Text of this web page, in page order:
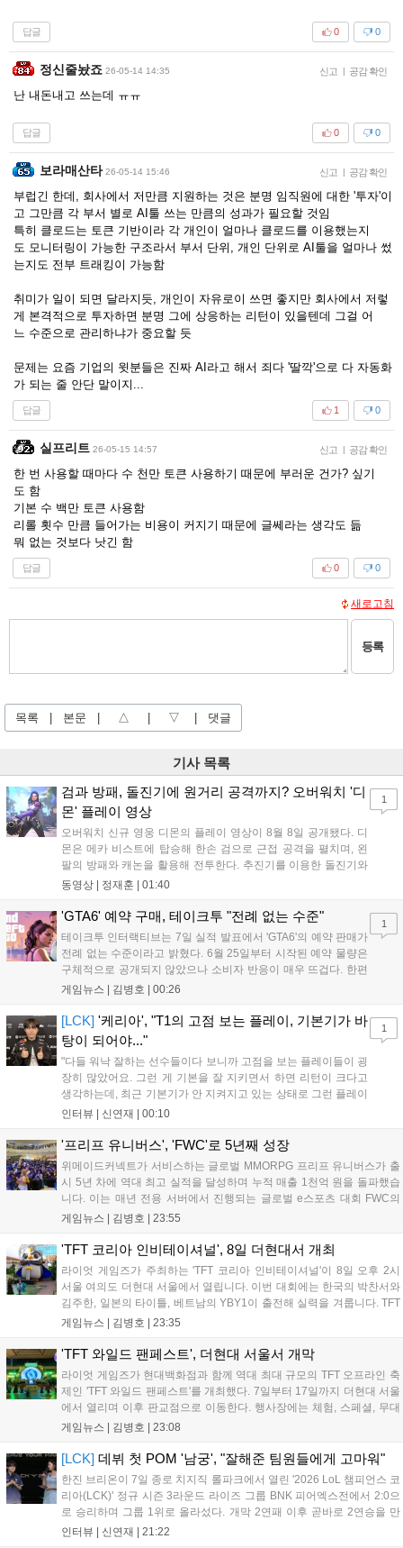
답글 0
0
정신줄놨죠 26-05-14 14:35 신고 | 공감 확인
난 내돈내고 쓰는데 ㅠㅠ
답글 0
0
보라매산타 26-05-14 15:46 신고 | 공감 확인
부럽긴 한데, 회사에서 저만큼 지원하는 것은 분명 임직원에 대한 '투자'이
고 그만큼 각 부서 별로 AI툴 쓰는 만큼의 성과가 필요할 것임
특히 클로드는 토큰 기반이라 각 개인이 얼마나 클로드를 이용했는지
도 모니터링이 가능한 구조라서 부서 단위, 개인 단위로 AI툴을 얼마나 썼
는지도 전부 트래킹이 가능함
취미가 일이 되면 달라지듯, 개인이 자유로이 쓰면 좋지만 회사에서 저렇
게 본격적으로 투자하면 분명 그에 상응하는 리턴이 있을텐데 그걸 어
느 수준으로 관리하냐가 중요할 듯
문제는 요즘 기업의 윗분들은 진짜 AI라고 해서 죄다 '딸깍'으로 다 자동화
가 되는 줄 안단 말이지...
답글 0
1
실프리트 26-05-15 14:57 신고 | 공감 확인
한 번 사용할 때마다 수 천만 토큰 사용하기 때문에 부러운 건가? 싶기
도 함
기본 수 백만 토큰 사용함
리롤 횟수 만큼 들어가는 비용이 커지기 때문에 글쎄라는 생각도 듦
뭐 없는 것보다 낫긴 함
답글 0
0
새로고침
등록
목록 | 본문 | △ | ▽ | 댓글
기사 목록
검과 방패, 돌진기에 원거리 공격까지? 오버워치 '디
몬' 플레이 영상
오버워치 신규 영웅 디몬의 플레이 영상이 8월 8일 공개됐다. 디
몬은 메카 비스트에 탑승해 한손 검으로 근접 공격을 펼치며, 왼
팔의 방패와 캐논을 활용해 전투한다. 추진기를 이용한 돌진기와
참격 형태의 궁극기를 보유했고, 메카 파괴 시 맨몸으로 기관총을
산의 영웅들 업데이트를 통해 정식 출시될 예정이다....
동영상 | 정재훈 | 01:40
1
'GTA6' 예약 구매, 테이크투 "전례 없는 수준"
테이크투 인터랙티브는 7일 실적 발표에서 'GTA6'의 예약 판매가
전례 없는 수준이라고 밝혔다. 6월 25일부터 시작된 예약 물량은
구체적으로 공개되지 않았으나 소비자 반응이 매우 뜨겁다. 한편
11월 19일 PS5와 Xbox 시리즈 X|S로 정식 출시될 예정이며, 록
상 'Grand Theft Auto VI: An Extended Look'을 최초 공개할 계획
이다....
게임뉴스 | 김병호 | 00:26
1
[LCK] '케리아', "T1의 고점 보는 플레이, 기본기가 바
탕이 되어야..."
"다들 워낙 잘하는 선수들이다 보니까 고점을 보는 플레이들이 굉
장히 많았어요. 그런 게 기본을 잘 지키면서 하면 리턴이 크다고
생각하는데, 최근 기본기가 안 지켜지고 있는 상태로 그런 플레이
를 추구하다 보니까 팀적으로 안 좋은 사고가 계속 많이 났던 것
LoL 챔피언스 코리아(LCK)'...
인터뷰 | 신연재 | 00:10
1
'프리프 유니버스', 'FWC'로 5년째 성장
위메이드커넥트가 서비스하는 글로벌 MMORPG 프리프 유니버스가 출
시 5년 차에 역대 최고 실적을 달성하며 누적 매출 1천억 원을 돌파했습
니다. 이는 매년 전용 서버에서 진행되는 글로벌 e스포츠 대회 FWC의
영향이 큽니다. FWC는 이용자가 동일한 조건에서 시즌을 함께 즐기는
대폭 상승하는 성과를 냈습니다. 오는 10월 필리핀 마닐라에서 총상금
이드커넥트는 이를 통해 커뮤니티 중심의 장기 성장 모델을 지속할 방침
입니다....
게임뉴스 | 김병호 | 23:55
'TFT 코리아 인비테이셔널', 8일 더현대서 개최
라이엇 게임즈가 주최하는 'TFT 코리아 인비테이셔널'이 8일 오후 2시
서울 여의도 더현대 서울에서 열립니다. 이번 대회에는 한국의 박찬서와
김주한, 일본의 타이틀, 베트남의 YBY1이 출전해 실력을 겨룹니다. TFT
는 소속팀 없이 개인 자격으로 참가하는 독특한 대회 구조를 가지며, 누
17일까지 이어지는 이번 행사는 신규 세트 체험과 공연 등 다양한 즐길
거리를 제공하며, 이후 현대백화점 판교점에서도 행사가 이어질 예정입
니다. 연말에는 라스베이거스 오픈이 개최됩니다....
게임뉴스 | 김병호 | 23:35
'TFT 와일드 팬페스트', 더현대 서울서 개막
라이엇 게임즈가 현대백화점과 함께 역대 최대 규모의 TFT 오프라인 축
제인 'TFT 와일드 팬페스트'를 개최했다. 7일부터 17일까지 더현대 서울
에서 열리며 이후 판교점으로 이동한다. 행사장에는 체험, 스페셜, 무대
존이 마련됐으며 8일 오후 2시 인비테이셔널, 15일 오후 2시 스트리머
다. 사전 예약은 조기 마감될 만큼 큰 인기를 끌고 있다....
게임뉴스 | 김병호 | 23:08
[LCK] 데뷔 첫 POM '남궁', "잘해준 팀원들에게 고마워"
한진 브리온이 7일 종로 치지직 롤파크에서 열린 '2026 LoL 챔피언스 코
리아(LCK)' 정규 시즌 3라운드 라이즈 그룹 BNK 피어엑스전에서 2:0으
로 승리하며 그룹 1위로 올라섰다. 개막 2연패 이후 곧바로 2연승을 만
들어내면서 이어질 4라운드에 대한 기대감을 올렸다. 다음은 이날 데뷔
인터뷰 | 신연재 | 21:22